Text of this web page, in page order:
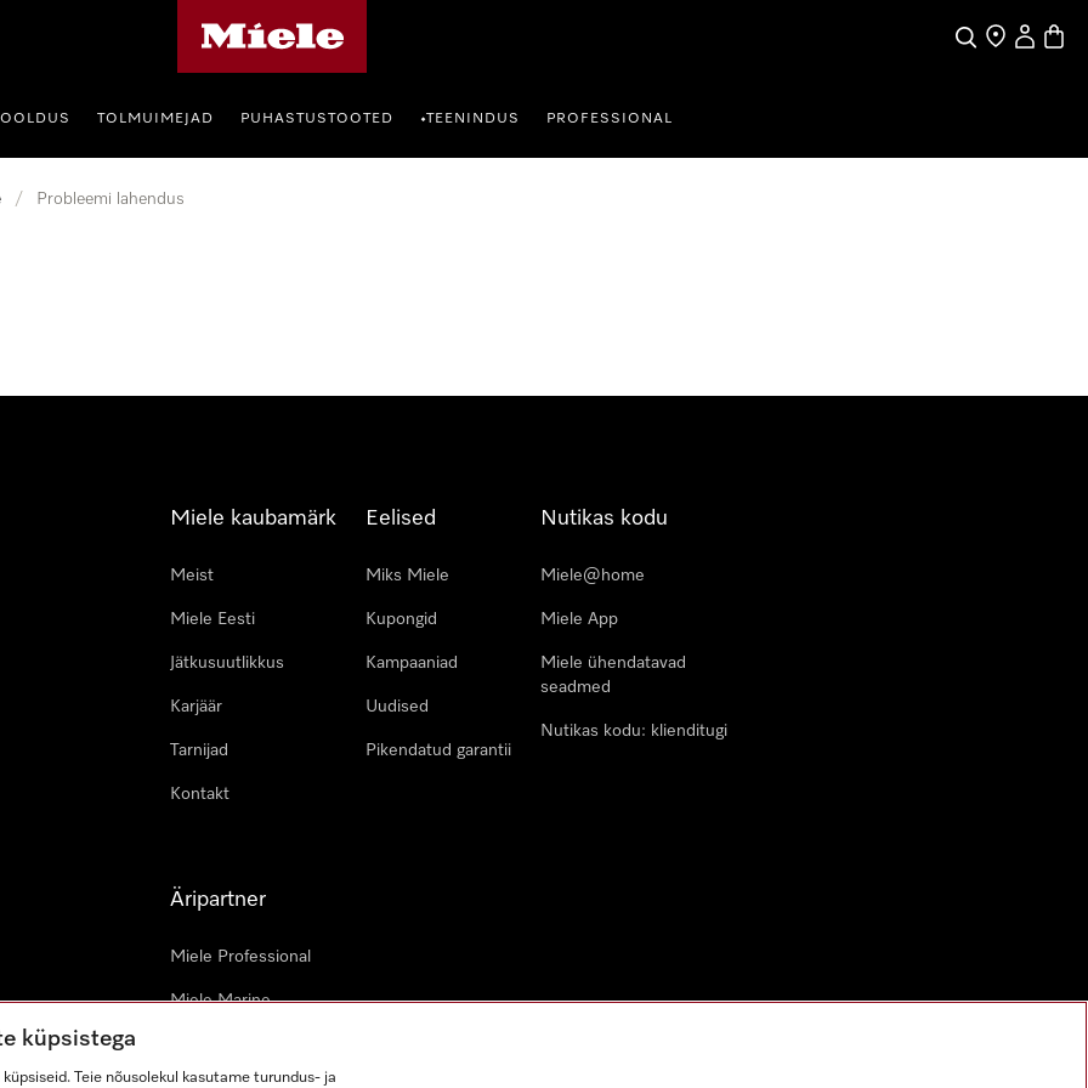
SearchFind a store
My
TOLMUIMEJAD PUHASTUSTOOTED •TEENINDUS PROFESSIONAL
/ Probleemi lahendus
Miele kaubamärk
Meist
Miele Eesti
Jätkusuutlikkus
Karjäär
Tarnijad
Kontakt
Eelised
Miks Miele
Kupongid
Kampaaniad
Uudised
Pikendatud garantii
Nutikas kodu
Miele@home
Miele App
Miele ühendatavad
seadmed
Nutikas kodu: klienditugi
Äripartner
Miele Professional
Miele Marine
küpsistega
Teie nõusolekul kasutame turundus- ja